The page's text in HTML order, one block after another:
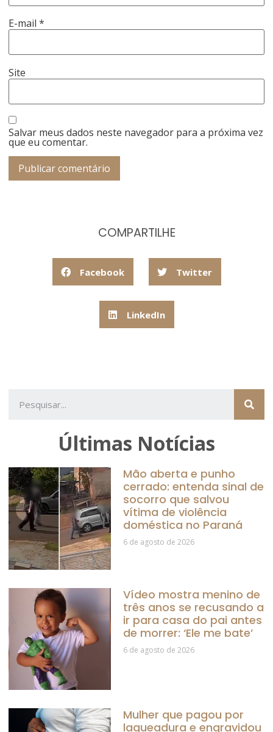
E-mail*
Site
Salvar meus dados neste navegador para a próxima vez
que eu comentar.
COMPARTILHE
Facebook Twitter
LinkedIn
Últimas Notícias
Mão aberta e punho
cerrado: entenda sinal de
socorro que salvou
vítima de violência
doméstica no Paraná
6 de agosto de 2026
Vídeo mostra menino de
três anos se recusando a
ir para casa do pai antes
de morrer: ‘Ele me bate’
6 de agosto de 2026
Mulher que pagou por
laqueadura e engravidou